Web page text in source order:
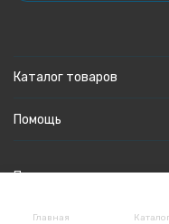
Главная Каталог
Каталог товаров
Помощь
Политика персональных